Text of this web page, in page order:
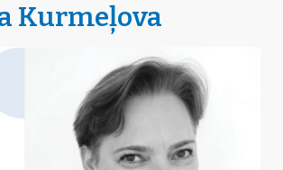
Kurmeļova